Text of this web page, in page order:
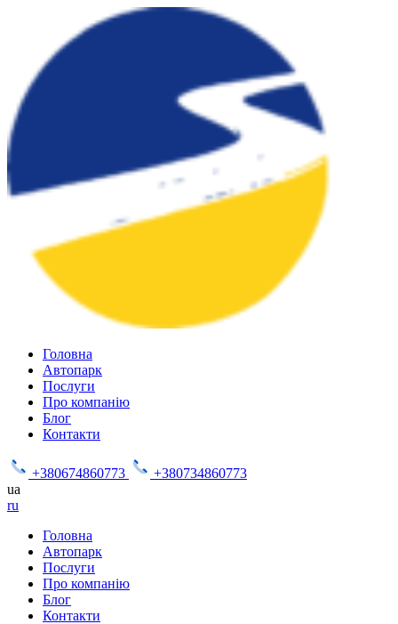
Головна
Автопарк
Послуги
Про компанію
Блог
Контакти
+380674860773
+380734860773
ua
ru
Головна
Автопарк
Послуги
Про компанію
Блог
Контакти